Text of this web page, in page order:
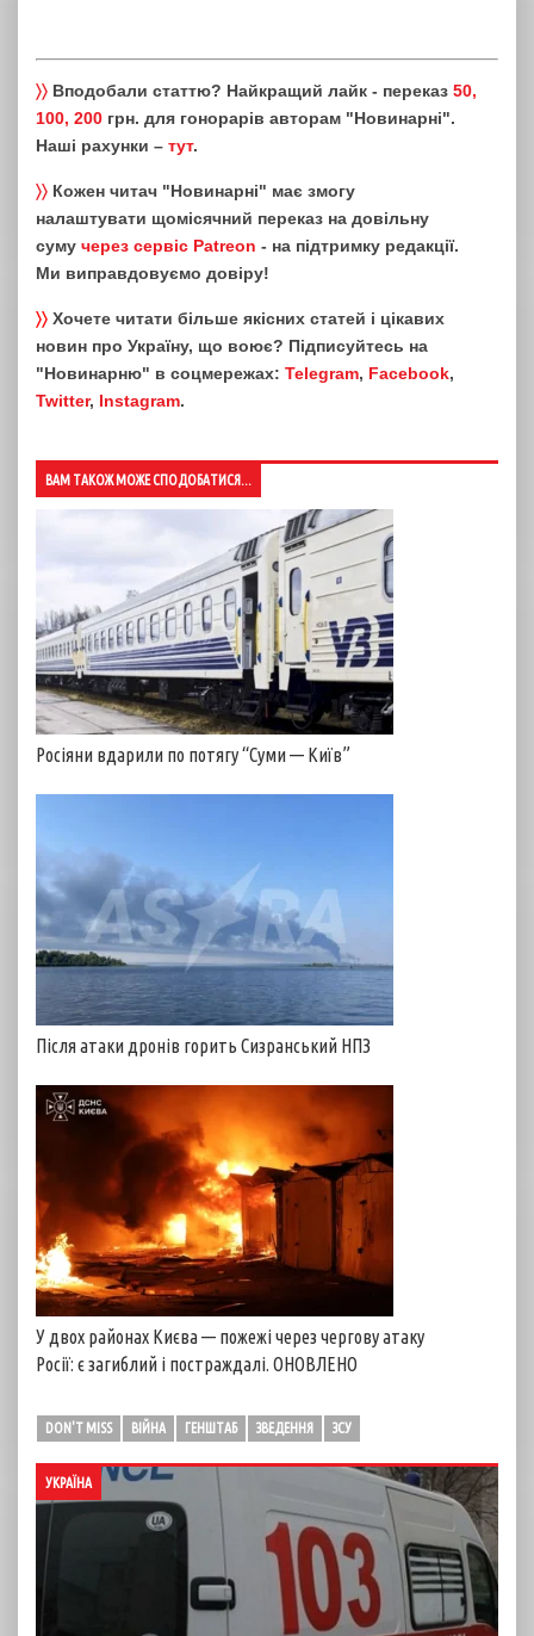
〉〉 Вподобали статтю? Найкращий лайк - переказ 50,
100, 200 грн. для гонорарів авторам "Новинарні".
Наші рахунки – тут.
〉〉 Кожен читач "Новинарні" має змогу
налаштувати щомісячний переказ на довільну
суму через сервіс Patreon - на підтримку редакції.
Ми виправдовуємо довіру!
〉〉 Хочете читати більше якісних статей і цікавих
новин про Україну, що воює? Підписуйтесь на
"Новинарню" в соцмережах: Telegram, Facebook,
Twitter, Instagram.
ВАМ ТАКОЖ МОЖЕ СПОДОБАТИСЯ...
Росіяни вдарили по потягу “Суми — Київ”
Після атаки дронів горить Сизранський НПЗ
У двох районах Києва — пожежі через чергову атаку
Росії: є загиблий і постраждалі. ОНОВЛЕНО
DON'T MISS ВІЙНА ГЕНШТАБ ЗВЕДЕННЯ ЗСУ
УКРАЇНА